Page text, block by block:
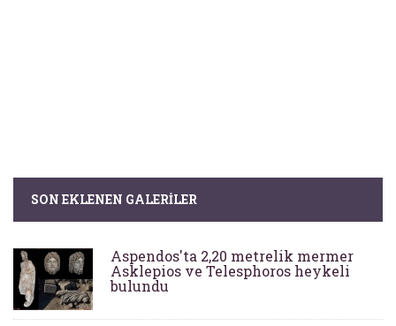
SON EKLENEN GALERILER
Aspendos'ta 2,20 metrelik mermer
Asklepios ve Telesphoros heykeli
bulundu